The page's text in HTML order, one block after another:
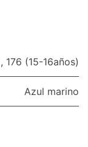
, 176 (15-16años)
Azul marino